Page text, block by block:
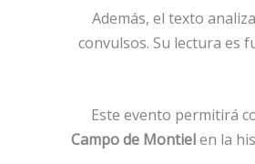
Además, el texto
convulsos. Su lectura es
Este evento permitirá
Campo de Montielen la